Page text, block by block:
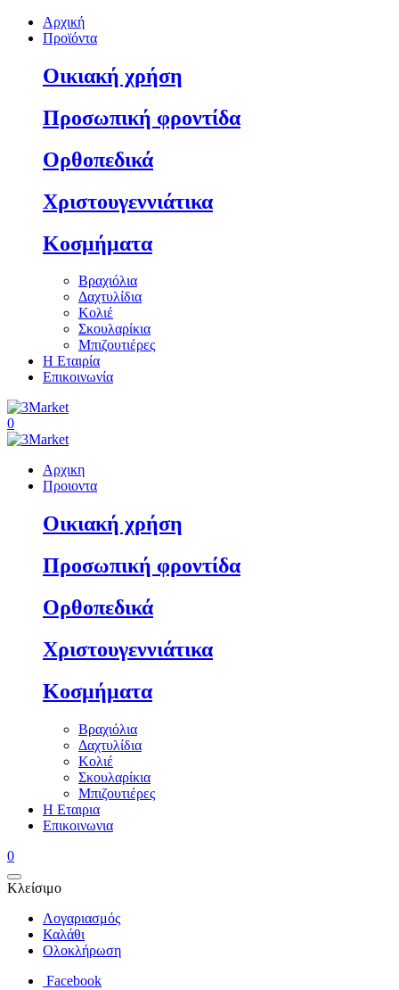
Αρχική
Προϊόντα
Οικιακή χρήση
Προσωπική φροντίδα
Ορθοπεδικά
Χριστουγεννιάτικα
Κοσμήματα
Βραχιόλια
Δαχτυλίδια
Κολιέ
Σκουλαρίκια
Μπιζουτιέρες
Η Εταιρία
Επικοινωνία
0
Αρχικη
Προιοντα
Οικιακή χρήση
Προσωπική φροντίδα
Ορθοπεδικά
Χριστουγεννιάτικα
Κοσμήματα
Βραχιόλια
Δαχτυλίδια
Κολιέ
Σκουλαρίκια
Μπιζουτιέρες
Η Εταιρια
Επικοινωνια
0
Κλείσιμο
Λογαριασμός
Καλάθι
Ολοκλήρωση
Facebook